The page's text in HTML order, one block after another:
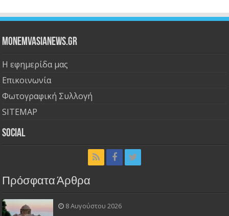
Monemvasianews.gr
Η εφημερίδα μας
Επικοινωνία
Φωτογραφική Συλλογή
SITEMAP
Social
Πρόσφατα Άρθρα
8 Αυγούστου 2026